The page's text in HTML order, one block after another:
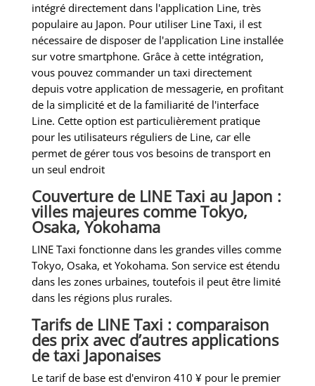
intégré directement dans l'application Line, très
populaire au Japon. Pour utiliser Line Taxi, il est
nécessaire de disposer de l'application Line installée
sur votre smartphone. Grâce à cette intégration,
vous pouvez commander un taxi directement
depuis votre application de messagerie, en profitant
de la simplicité et de la familiarité de l'interface
Line. Cette option est particulièrement pratique
pour les utilisateurs réguliers de Line, car elle
permet de gérer tous vos besoins de transport en
un seul endroit
Couverture de LINE Taxi au Japon :
villes majeures comme Tokyo,
Osaka, Yokohama
LINE Taxi fonctionne dans les grandes villes comme
Tokyo, Osaka, et Yokohama. Son service est étendu
dans les zones urbaines, toutefois il peut être limité
dans les régions plus rurales.
Tarifs de LINE Taxi : comparaison
des prix avec d’autres applications
de taxi Japonaises
Le tarif de base est d'environ 410 ¥ pour le premier